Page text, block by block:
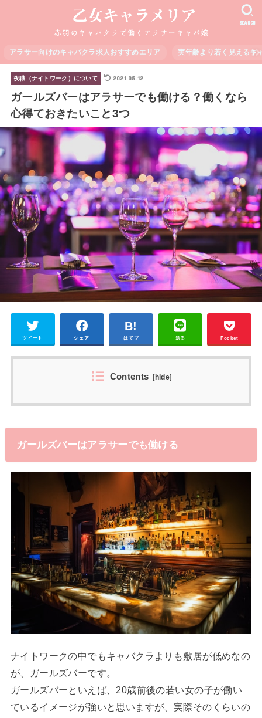
アラサー向けのキャバクラ求人おすすめエリア 実年齢より若く見えるキ
SEARCH
夜職（ナイトワーク）について 2021.05.12
ガールズバーはアラサーでも働ける？働くなら
心得ておきたいこと3つ
ツイート シェア はてブ 送る Pocket
Contents [hide]
ガールズバーはアラサーでも働ける
ナイトワークの中でもキャバクラよりも敷居が低めなの
が、ガールズバーです。
ガールズバーといえば、20歳前後の若い女の子が働い
ているイメージが強いと思いますが、実際そのくらいの